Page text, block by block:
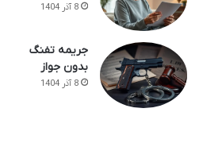
8 آذر 1404
جریمه تفنگ
بدون جواز
8 آذر 1404